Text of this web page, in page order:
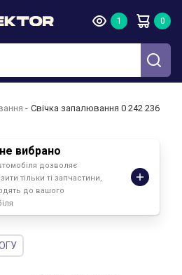
Свічка запалювання 0 242 236 565
вибрано
дозволяє
тільки ті запчастини,
до вашого